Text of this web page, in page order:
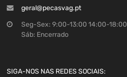
geral@pecasvag.pt
Seg-Sex: 9:00-13:00 14:00-18:00
Sáb: Encerrado
SIGA-NOS NAS REDES SOCIAIS: